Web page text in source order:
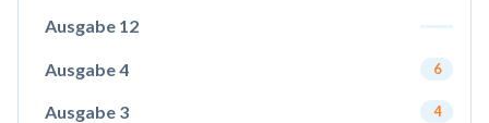
Ausgabe 12
Ausgabe 4 6
Ausgabe 3 4